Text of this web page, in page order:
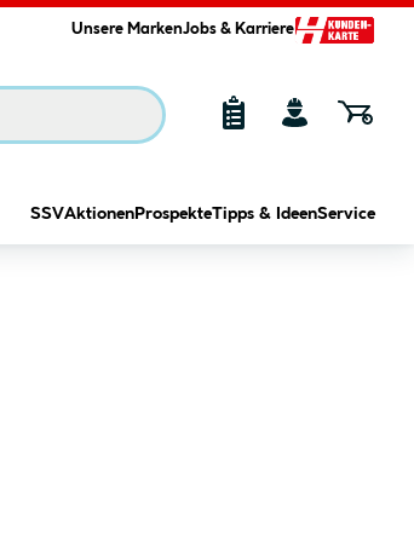
Unsere MarkenJobs & Karriere
SSVAktionen ProspekteTipps & IdeenService